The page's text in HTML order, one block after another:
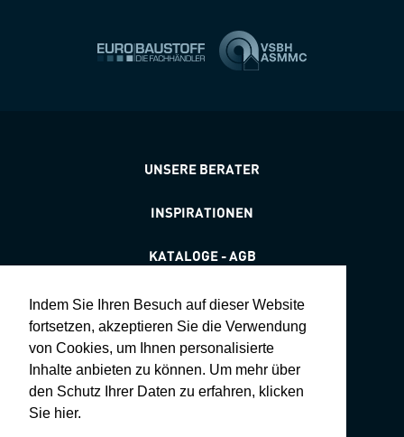
Indem Sie Ihren Besuch auf dieser Website
fortsetzen, akzeptieren Sie die Verwendung
von Cookies, um Ihnen personalisierte
Inhalte anbieten zu können. Um mehr über
den Schutz Ihrer Daten zu erfahren, klicken
Sie hier.
UNSERE BERATER
INSPIRATIONEN
KATALOGE - AGB
STANDORTE & ÖFFNUNGSZEITEN
DATENSCHUTZ
HOLZDEKLARATION